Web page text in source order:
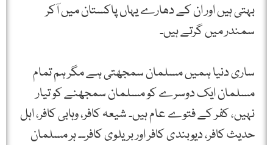
بہتی ہیں اور ان کے دھارے یہاں پاکستان میں آکر
سمندر میں گرتے ہیں۔
ساری دنیا ہمیں مسلمان سمجھتی ہے مگر ہم تمام
مسلمان ایک دوسرے کو مسلمان سمجھنے کو تیار
نہیں، کفر کے فتوے عام ہیں۔ شیعہ کافر، وہابی کافر، اہل
حدیث کافر، دیوبندی کافر اور بریلوی کافر۔۔ ہر مسلمان